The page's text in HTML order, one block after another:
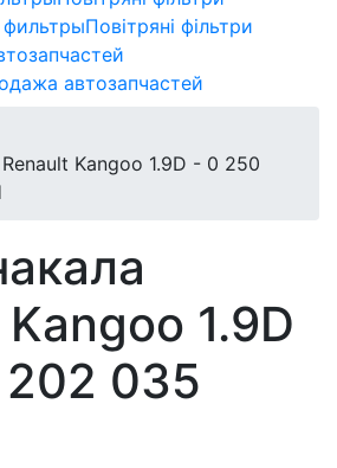
фільтри
автозапчастей
Kangoo 1.9D - 0 250
1.9D
035